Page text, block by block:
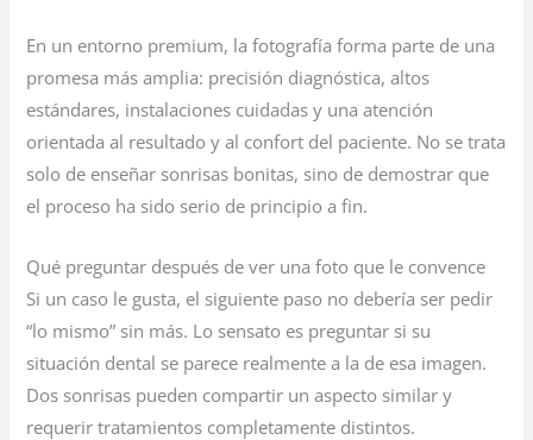
En un entorno premium, la fotografía forma parte de una
promesa más amplia: precisión diagnóstica, altos
estándares, instalaciones cuidadas y una atención
orientada al resultado y al confort del paciente. No se trata
solo de enseñar sonrisas bonitas, sino de demostrar que
el proceso ha sido serio de principio a fin.
Qué preguntar después de ver una foto que le convence
Si un caso le gusta, el siguiente paso no debería ser pedir
“lo mismo” sin más. Lo sensato es preguntar si su
situación dental se parece realmente a la de esa imagen.
Dos sonrisas pueden compartir un aspecto similar y
requerir tratamientos completamente distintos.